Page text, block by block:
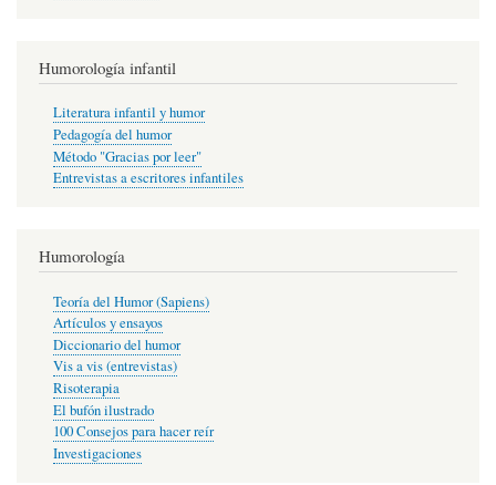
Humorología infantil
Literatura infantil y humor
Pedagogía del humor
Método "Gracias por leer"
Entrevistas a escritores infantiles
Humorología
Teoría del Humor (Sapiens)
Artículos y ensayos
Diccionario del humor
Vis a vis (entrevistas)
Risoterapia
El bufón ilustrado
100 Consejos para hacer reír
Investigaciones